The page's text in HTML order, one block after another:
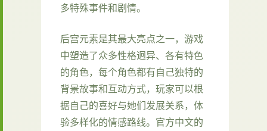
多特殊事件和剧情。
后宫元素是其最大亮点之一，游戏
中塑造了众多性格迥异、各有特色
的角色，每个角色都有自己独特的
背景故事和互动方式，玩家可以根
据自己的喜好与她们发展关系，体
验多样化的情感路线。官方中文的